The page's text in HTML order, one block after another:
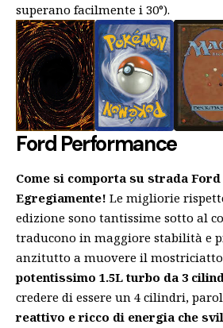
superano facilmente i 30°).
Ford Performance
Come si comporta su strada Ford
Egregiamente! Le migliorie
edizione sono tantissime sotto al
traducono in maggiore stabilità e
anzitutto a muovere il
potentissimo 1.5L turbo da 3
credere di essere un 4 cilindri,
reattivo e ricco di energia che